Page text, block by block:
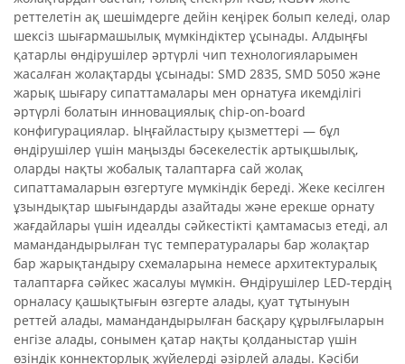
реттелетін ақ шешімдерге дейін кеңірек болып келеді, олар
шексіз шығармашылық мүмкіндіктер ұсынады. Алдыңғы
қатарлы өндірушілер әртүрлі чип технологияларымен
жасалған жолақтарды ұсынады: SMD 2835, SMD 5050 және
жарық шығару сипаттамалары мен орнатуға икемділігі
әртүрлі болатын инновациялық chip-on-board
конфигурациялар. Ыңғайластыру қызметтері — бұл
өндірушілер үшін маңызды бәсекелестік артықшылық,
оларды нақты жобалық талаптарға сай жолақ
сипаттамаларын өзгертуге мүмкіндік береді. Жеке кесілген
ұзындықтар шығындарды азайтады және ерекше орнату
жағдайлары үшін идеалды сәйкестікті қамтамасыз етеді, ал
мамандандырылған түс температуралары бар жолақтар
бар жарықтандыру схемаларына немесе архитектуралық
талаптарға сәйкес жасалуы мүмкін. Өндірушілер LED-тердің
орналасу қашықтығын өзгерте алады, қуат тұтынуын
реттей алады, мамандандырылған басқару құрылғыларын
енгізе алады, сонымен қатар нақты қолданыстар үшін
өзіндік коннекторлық жүйелерді әзірлей алады. Кәсіби